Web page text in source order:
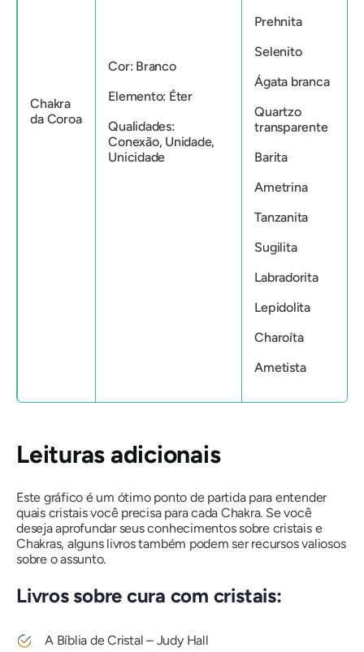
Chakra
da Coroa
Cor: Branco
Elemento: Éter
Qualidades:
Conexão, Unidade,
Unicidade
Prehnita
Selenito
Ágata branca
Quartzo
transparente
Barita
Ametrina
Tanzanita
Sugilita
Labradorita
Lepidolita
Charoíta
Ametista
Leituras adicionais
Este gráfico é um ótimo ponto de partida para entender
quais cristais você precisa para cada Chakra. Se você
deseja aprofundar seus conhecimentos sobre cristais e
Chakras, alguns livros também podem ser recursos valiosos
sobre o assunto.
Livros sobre cura com cristais:
A Bíblia de Cristal – Judy Hall